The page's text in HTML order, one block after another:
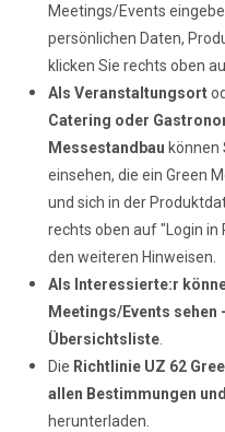
Meetings/Events
persönlichen Daten,
klicken Sie rechts oben
Als Veranstaltungsort
Catering oder
Messestandbau können
einsehen, die ein Green
und sich in der
rechts oben auf "Login
den weiteren Hinweisen.
Als Interessierte:r
Meetings/Events
Übersichtsliste
Die Richtlinie UZ 62
allen Bestimmungen
herunterladen.